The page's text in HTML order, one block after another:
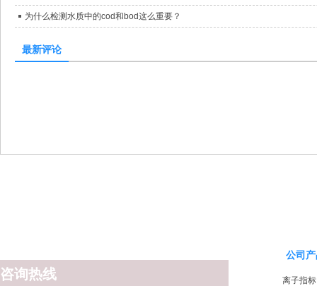
为什么检测水质中的cod和bod这么重要？
最新评论
咨询热线
公司
离子指标